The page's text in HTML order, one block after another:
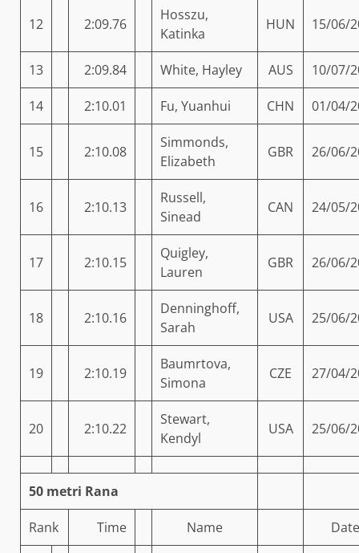
12 2:09.76
Hosszu,
Katinka
HUN 15/06/
13 2:09.84 White, Hayley AUS 10/07/
14 2:10.01 Fu, Yuanhui CHN 01/04/
15 2:10.08
Simmonds,
Elizabeth
GBR 26/06/
16 2:10.13
Russell,
Sinead
CAN 24/05/
17 2:10.15
Quigley,
Lauren
GBR 26/06/
18 2:10.16
Denninghoff,
Sarah
USA 25/06/
19 2:10.19
Baumrtova,
Simona
CZE 27/04/
20 2:10.22
Stewart,
Kendyl
USA 25/06/
50 metri Rana
Rank Time Name Date